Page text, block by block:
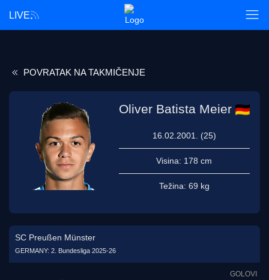
LIVE
POVRATAK NA TAKMIČENJE
Oliver Batista Meier
16.02.2001. (25)
Visina: 178 cm
Težina: 69 kg
SC Preußen Münster
GERMANY: 2. Bundesliga 2025-26
GOLOVI